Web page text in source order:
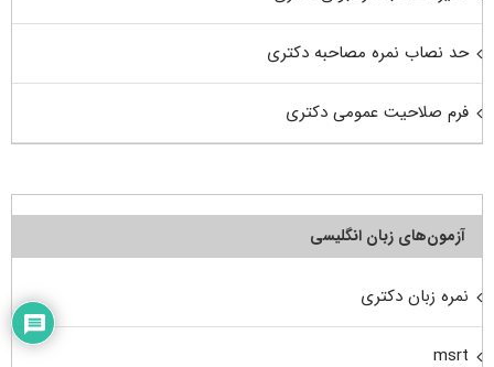
حد نصاب نمره مصاحبه دکتری
فرم صلاحیت عمومی دکتری
آزمون‌های زبان انگلیسی
نمره زبان دکتری
msrt